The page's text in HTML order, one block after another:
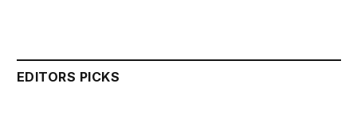
EDITORS PICKS